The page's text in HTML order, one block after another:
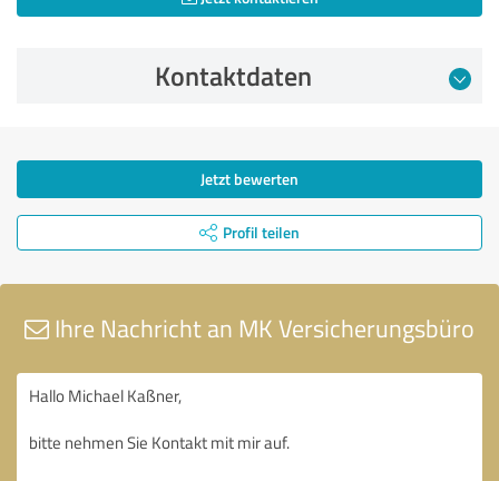
Kontaktdaten
Jetzt bewerten
Profil teilen
Ihre Nachricht an MK Versicherungsbüro